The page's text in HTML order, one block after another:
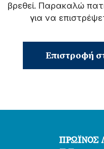
βρεθεί. Παρακαλώ
για να
Επιστροφή